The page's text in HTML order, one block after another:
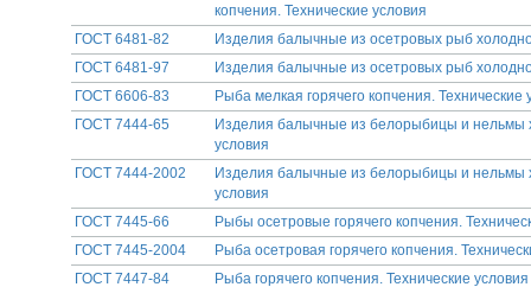
копчения. Технические условия
ГОСТ 6481-82
Изделия балычные из осетровых рыб
ГОСТ 6481-97
Изделия балычные из осетровых рыб
ГОСТ 6606-83
Рыба мелкая горячего копчения. Технические
ГОСТ 7444-65
Изделия балычные из белорыбицы и нельмы
условия
ГОСТ 7444-2002
Изделия балычные из белорыбицы и нельмы
условия
ГОСТ 7445-66
Рыбы осетровые горячего копчения.
ГОСТ 7445-2004
Рыба осетровая горячего копчения.
ГОСТ 7447-84
Рыба горячего копчения. Технические условия